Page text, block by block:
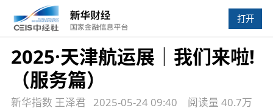
打开
2025·天津航运展｜我们来啦!
（服务篇）
新华指数 王泽君 2025-05-24 09:40
阅读量 40.7万